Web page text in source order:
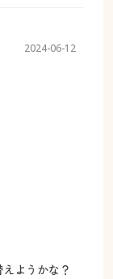
2024-06-12
ようかな？